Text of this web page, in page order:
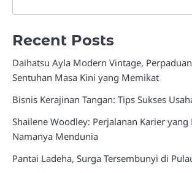
Recent Posts
Daihatsu Ayla Modern Vintage,
Sentuhan Masa Kini yang Memikat
Bisnis Kerajinan Tangan: Tips Sukses
Shailene Woodley: Perjalanan Karier
Namanya Mendunia
Pantai Ladeha, Surga Tersembunyi di